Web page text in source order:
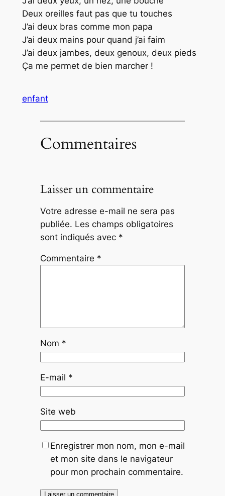
Deux oreilles faut pas que tu touches
J’ai deux bras comme mon papa
J’ai deux mains pour quand j’ai faim
J’ai deux jambes, deux genoux, deux pieds
Ça me permet de bien marcher !
enfant
Commentaires
Laisser un commentaire
Votre adresse e-mail ne sera pas
publiée. Les champs obligatoires
sont indiqués avec *
Commentaire *
Nom *
E-mail *
Site web
Enregistrer mon nom, mon e-mail
et mon site dans le navigateur
pour mon prochain commentaire.